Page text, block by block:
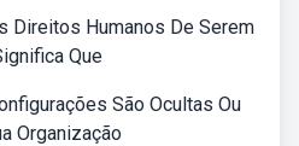
Direitos Humanos De Serem
Que
São Ocultas Ou
Organização